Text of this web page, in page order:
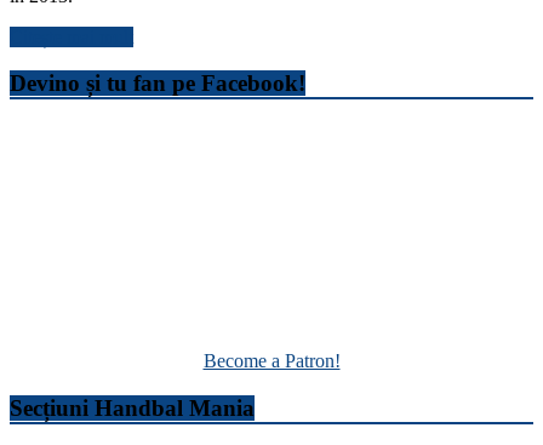
Devino și tu fan pe Facebook!
Become a Patron!
Secțiuni Handbal Mania